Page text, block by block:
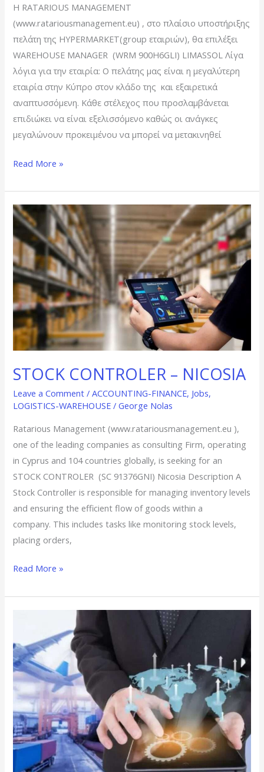
Η RATARIOUS MANAGEMENT
(www.ratariousmanagement.eu) , στο πλαίσιο υποστήριξης
πελάτη της HYPERMARKET(group εταιριών), θα επιλέξει
WAREHOUSE MANAGER (WRM 900Η6GLI) LIMASSOL Λίγα
λόγια για την εταιρία: Ο πελάτης μας είναι η μεγαλύτερη
εταιρία στην Κύπρο στον κλάδο της και εξαιρετικά
αναπτυσσόμενη. Κάθε στέλεχος που προσλαμβάνεται
επιδιώκει να είναι εξελισσόμενο καθώς οι ανάγκες
μεγαλώνουν προκειμένου να μπορεί να μετακινηθεί
Read More »
STOCK CONTROLER – NICOSIA
Leave a Comment /ACCOUNTING-FINANCE, Jobs,
LOGISTICS-WAREHOUSE /George Nolas
Ratarious Management (www.ratariousmanagement.eu ),
one of the leading companies as consulting Firm, operating
in Cyprus and 104 countries globally, is seeking for an
STOCK CONTROLER (SC 91376GNI) Nicosia Description A
Stock Controller is responsible for managing inventory levels
and ensuring the efficient flow of goods within a
company. This includes tasks like monitoring stock levels,
placing orders,
STOCK
CONTROLER
–
NICOSIA
Read More »
FORWARDER
/LOGISTICS
SPECIALIST-
LIMASSOL